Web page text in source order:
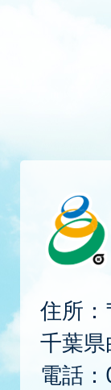
住所
千葉
電話